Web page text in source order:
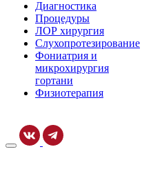
Диагностика
Процедуры
ЛОР хирургия
Слухопротезирование
Фониатрия и
микрохирургия
гортани
Физиотерапия